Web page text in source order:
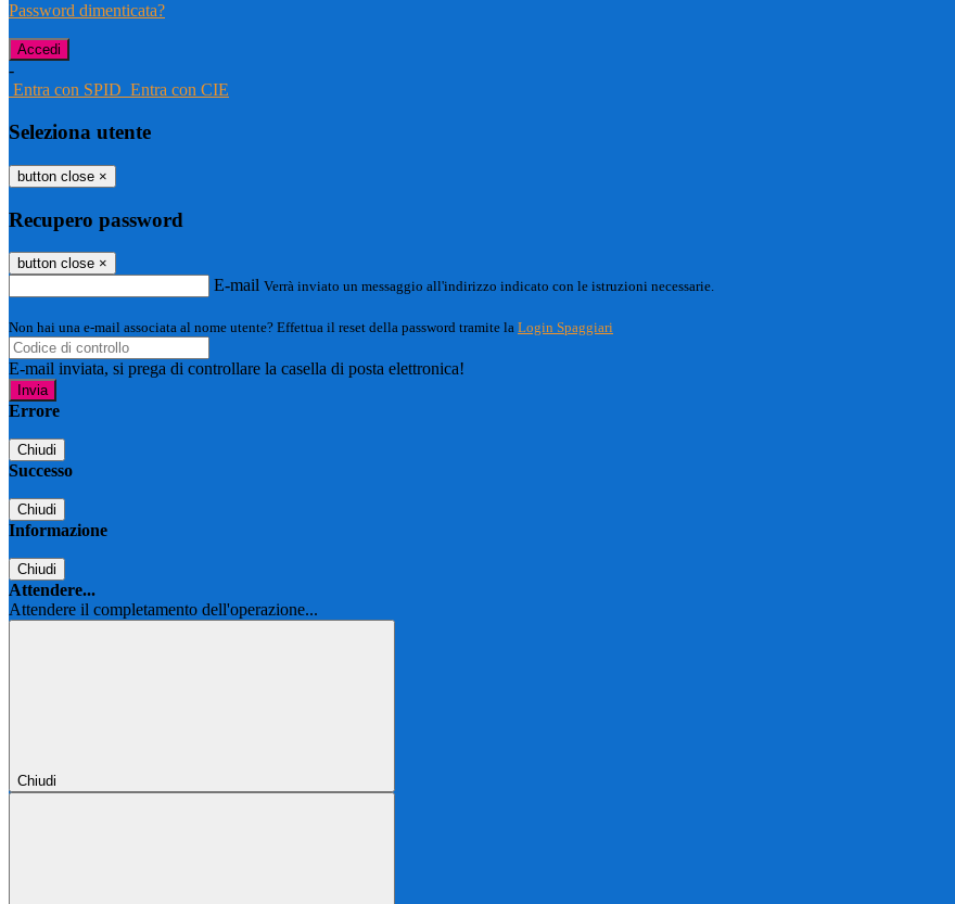
Password dimenticata?
-
Entra con SPID Entra con CIE
Seleziona utente
button close ×
Recupero password
button close ×
E-mail Verrà inviato un messaggio all'indirizzo indicato con le istruzioni necessarie.
Non hai una e-mail associata al nome utente? Effettua il reset della password tramite la Login Spaggiari
E-mail inviata, si prega di controllare la casella di posta elettronica!
Errore
Chiudi
Successo
Chiudi
Informazione
Chiudi
Attendere...
Attendere il completamento dell'operazione...
Chiudi